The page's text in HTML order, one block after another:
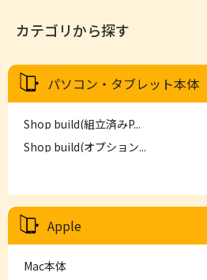
カテゴリから探す
パソコン・タブレット本体
Shop build(組立済みP...
Shop build(オプション...
Apple
Mac本体